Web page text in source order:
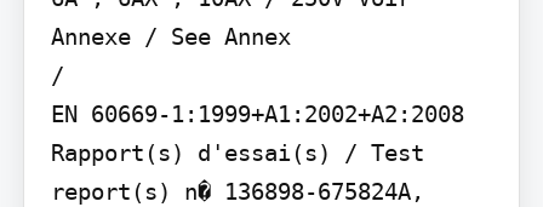
Annexe / See Annex
/
EN 60669-1:1999+A1:2002+A2:2008
Rapport(s) d'essai(s) / Test
report(s) n� 136898-675824A,